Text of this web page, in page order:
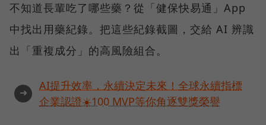
不知道長輩吃了哪些藥？從「健保快易通」App
中找出用藥紀錄。把這些紀錄截圖，交給 AI 辨識
出「重複成分」的高風險組合。
➜
AI提升效率，永續決定未來！全球永續指標
企業認證☀️100 MVP等你角逐雙獎榮譽